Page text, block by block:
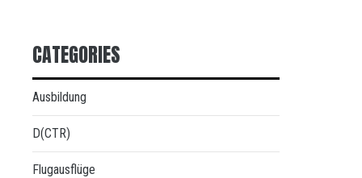
CATEGORIES
Ausbildung
D(CTR)
Flugausflüge